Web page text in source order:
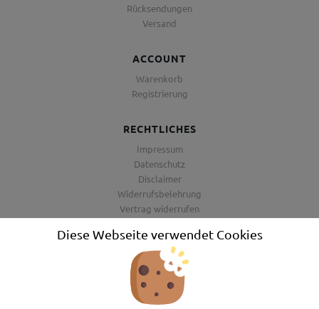
Diese Webseite verwendet Cookies
Rücksendungen
Versand
ACCOUNT
Warenkorb
Registrierung
RECHTLICHES
Impressum
Datenschutz
Disclaimer
Widerrufsbelehrung
Vertrag widerrufen
Barrierefreiheitserklärung
Wir freuen uns, Sie im AutoShop Wimmer in Passau zu begrüßen. Wir